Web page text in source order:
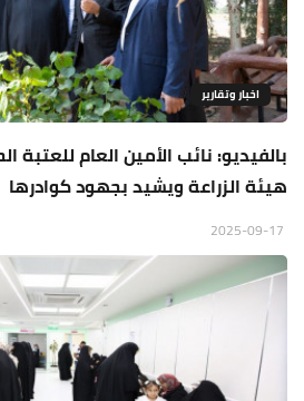
اخبار وتقارير
بالفيديو: نائب الأمين العام للعتبة
هيئة الزراعة ويشيد بجهود كوادرها